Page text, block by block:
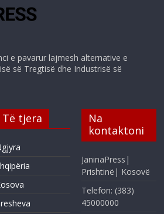
e pavarur lajmesh alternative e
së Tregtisë dhe Industrisë së
Të tjera
Na
kontaktoni
JaninaPress|
Prishtinë| Kosovë
Telefon: (383)
45000000